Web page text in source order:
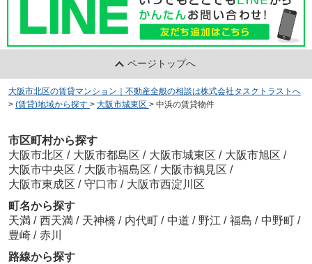
ページトップへ
大阪市北区の賃貸マンション｜不動産全般の相談は株式会社タスクトラストへ
> (賃貸)地域から探す > 大阪市城東区 > 中浜の賃貸物件
市区町村から探す
大阪市北区 / 大阪市都島区 / 大阪市城東区 / 大阪市旭区 /
大阪市中央区 / 大阪市福島区 / 大阪市鶴見区 /
大阪市東成区 / 守口市 / 大阪市西淀川区
町名から探す
天満 / 西天満 / 天神橋 / 内代町 / 中道 / 野江 / 福島 / 中野町 /
豊崎 / 赤川
路線から探す